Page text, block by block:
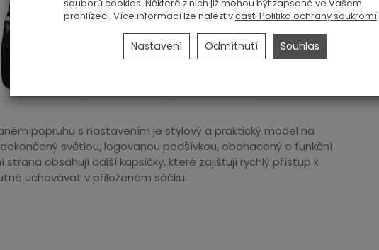
popruhu s nastavením je stylový a praktický model na
světlou, logovanou podšívkou, obohacený o funkční
strana obsahují další kapsičky, které zajišťují rychlý přístup k
uchovávat v přiloženém sáčku.
souborů cookies. Některé z nich již mohou být zapsané ve Vašem
prohlížeči. Více informací lze nalézt včásti Politika ochrany soukromí.
Nastavení Odmítnutí Souhlas